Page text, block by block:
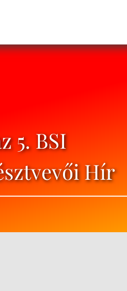
5. BSI
Hír